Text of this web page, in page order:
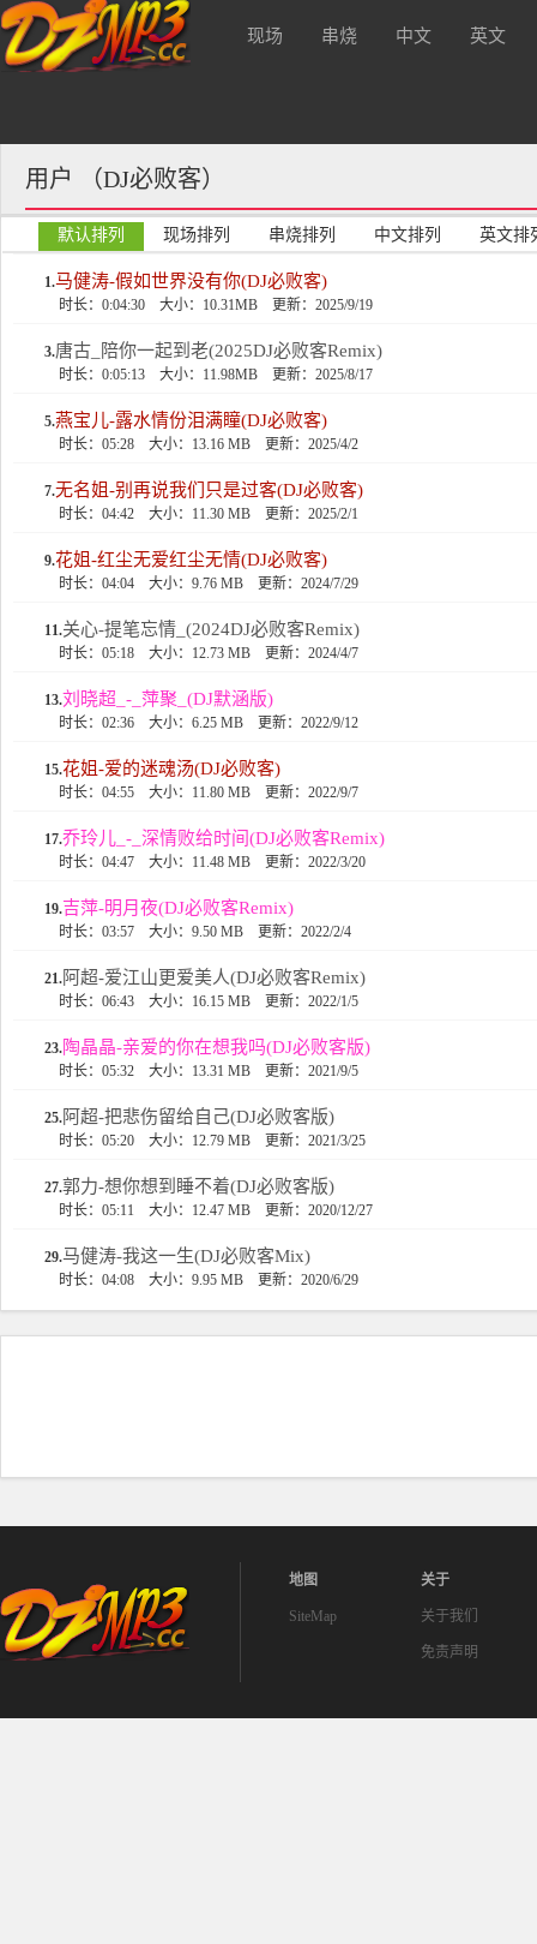
现场 串烧 中文 英文
用户 （DJ必败客）
默认排列 现场排列 串烧排列 中文排列 英文排
1.马健涛-假如世界没有你(DJ必败客)
时长：0:04:30 大小：10.31MB 更新：2025/9/19
3.唐古_陪你一起到老(2025DJ必败客Remix)
时长：0:05:13 大小：11.98MB 更新：2025/8/17
5.燕宝儿-露水情份泪满瞳(DJ必败客)
时长：05:28 大小：13.16 MB 更新：2025/4/2
7.无名姐-别再说我们只是过客(DJ必败客)
时长：04:42 大小：11.30 MB 更新：2025/2/1
9.花姐-红尘无爱红尘无情(DJ必败客)
时长：04:04 大小：9.76 MB 更新：2024/7/29
11.关心-提笔忘情_(2024DJ必败客Remix)
时长：05:18 大小：12.73 MB 更新：2024/4/7
13.刘晓超_-_萍聚_(DJ默涵版)
时长：02:36 大小：6.25 MB 更新：2022/9/12
15.花姐-爱的迷魂汤(DJ必败客)
时长：04:55 大小：11.80 MB 更新：2022/9/7
17.乔玲儿_-_深情败给时间(DJ必败客Remix)
时长：04:47 大小：11.48 MB 更新：2022/3/20
19.吉萍-明月夜(DJ必败客Remix)
时长：03:57 大小：9.50 MB 更新：2022/2/4
21.阿超-爱江山更爱美人(DJ必败客Remix)
时长：06:43 大小：16.15 MB 更新：2022/1/5
23.陶晶晶-亲爱的你在想我吗(DJ必败客版)
时长：05:32 大小：13.31 MB 更新：2021/9/5
25.阿超-把悲伤留给自己(DJ必败客版)
时长：05:20 大小：12.79 MB 更新：2021/3/25
27.郭力-想你想到睡不着(DJ必败客版)
时长：05:11 大小：12.47 MB 更新：2020/12/27
29.马健涛-我这一生(DJ必败客Mix)
时长：04:08 大小：9.95 MB 更新：2020/6/29
地图
SiteMap
关于
关于我们
免责声明